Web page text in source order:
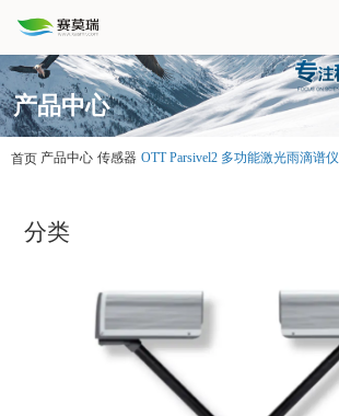
产品中心
首页 产品中心 传感器 OTT Parsivel2 多功能激光雨滴谱仪
分类